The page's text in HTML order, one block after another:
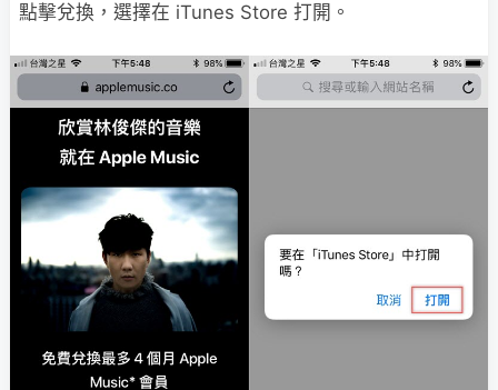
點擊兌換，選擇在 iTunes Store 打開。